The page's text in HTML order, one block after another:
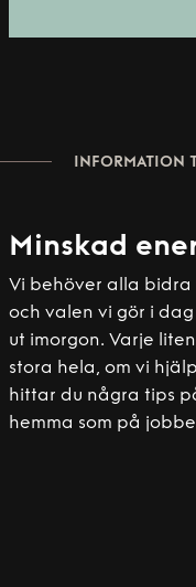
INFORMATION
Minskad
Vi behöver alla
och valen vi gör i
ut imorgon. Varje
stora hela, om vi
hittar du några tips
hemma som på